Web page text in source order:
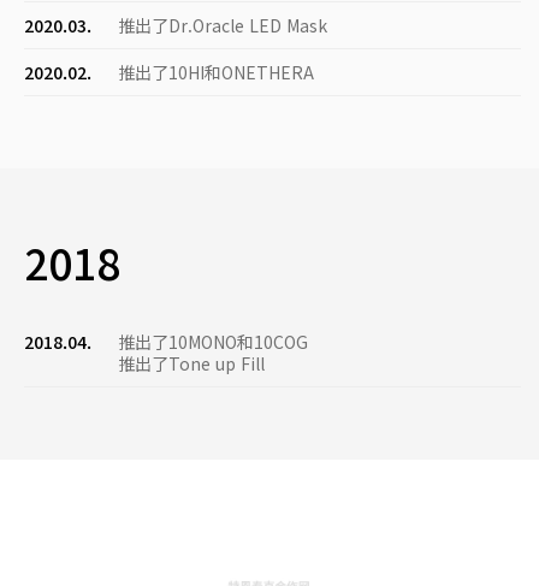
2020.03.
推出了Dr.Oracle LED Mask
2020.02.
推出了10HI和ONETHERA
2018
2018.04.
推出了10MONO和10COG
推出了Tone up Fill